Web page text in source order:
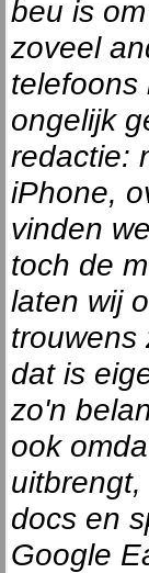
beu is
zoveel
telefoons
ongelijk
redactie:
iPhone,
vinden
toch de
laten wij
trouwens
dat is
zo'n
ook
docs en
Google